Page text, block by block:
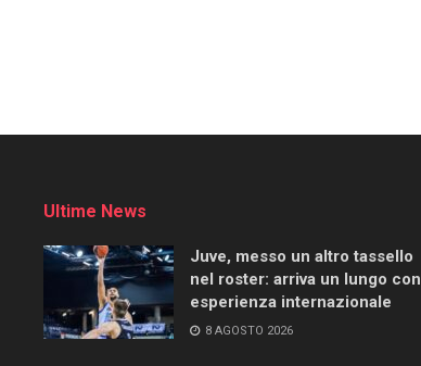
Ultime News
Juve, messo un altro tassello
nel roster: arriva un lungo con
esperienza internazionale
8 AGOSTO 2026